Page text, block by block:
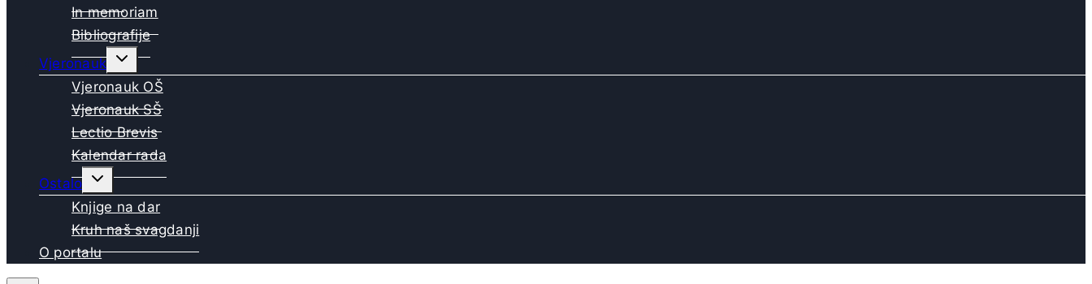
In memoriam
Bibliografije
Vjeronauk
Toggle
child
menu
Vjeronauk OŠ
Vjeronauk SŠ
Lectio Brevis
Kalendar rada
Ostalo
Toggle
child
menu
Knjige na dar
Kruh naš svagdanji
O portalu